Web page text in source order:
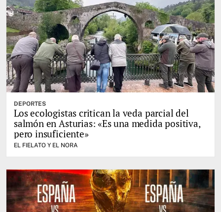
DEPORTES
Los ecologistas critican la veda parcial del
salmón en Asturias: «Es una medida positiva,
pero insuficiente»
EL FIELATO Y EL NORA